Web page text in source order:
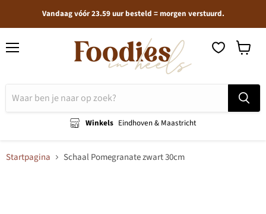
Vandaag vóór 23.59 uur besteld = morgen verstuurd.
Winkels Eindhoven & Maastricht
Startpagina Schaal Pomegranate zwart 30cm